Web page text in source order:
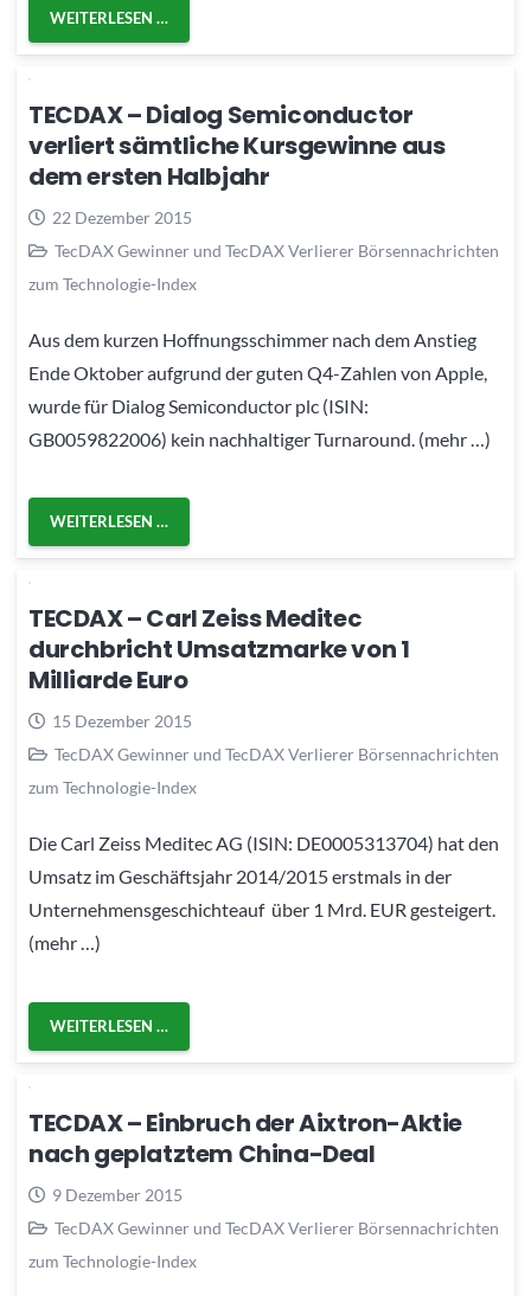
WEITERLESEN …
TECDAX – Dialog Semiconductor
verliert sämtliche Kursgewinne aus
dem ersten Halbjahr
22 Dezember 2015
TecDAX Gewinner und TecDAX Verlierer Börsennachrichten
zum Technologie-Index
Aus dem kurzen Hoffnungsschimmer nach dem Anstieg
Ende Oktober aufgrund der guten Q4-Zahlen von Apple,
wurde für Dialog Semiconductor plc (ISIN:
GB0059822006) kein nachhaltiger Turnaround. (mehr …)
WEITERLESEN …
TECDAX – Carl Zeiss Meditec
durchbricht Umsatzmarke von 1
Milliarde Euro
15 Dezember 2015
TecDAX Gewinner und TecDAX Verlierer Börsennachrichten
zum Technologie-Index
Die Carl Zeiss Meditec AG (ISIN: DE0005313704) hat den
Umsatz im Geschäftsjahr 2014/2015 erstmals in der
Unternehmensgeschichteauf über 1 Mrd. EUR gesteigert.
(mehr …)
WEITERLESEN …
TECDAX – Einbruch der Aixtron-Aktie
nach geplatztem China-Deal
9 Dezember 2015
TecDAX Gewinner und TecDAX Verlierer Börsennachrichten
zum Technologie-Index